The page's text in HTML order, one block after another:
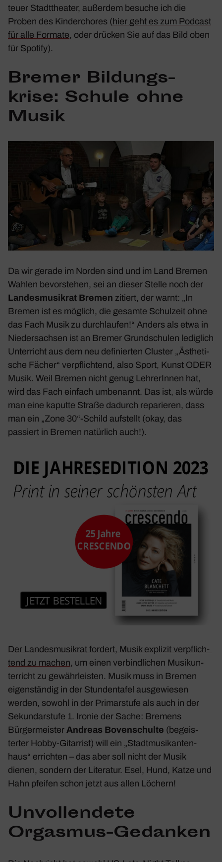
teuer Stadt­theater, außerdem besuche ich die
Proben des Kinder­chores (hier geht es zum Podcast
für alle Formate, oder drücken Sie auf das Bild oben
für Spotify).
Bremer Bildungs­
krise: Schule ohne
Musik
Da wir gerade im Norden sind und im Land Bremen
Wahlen bevor­stehen, sei an dieser Stelle noch der
Landes­mu­sikrat Bremen zitiert, der warnt: „In
Bremen ist es möglich, die gesamte Schul­zeit ohne
das Fach Musik zu durch­laufen!“ Anders als etwa in
Nieder­sachsen ist an Bremer Grund­schulen ledig­lich
Unter­richt aus dem neu defi­nierten Cluster „Ästhe­ti­
sche Fächer“ verpflich­tend, also Sport, Kunst ODER
Musik. Weil Bremen nicht genug Lehre­rInnen hat,
wird das Fach einfach umbe­nannt. Das ist, als würde
man eine kaputte Straße dadurch repa­rieren, dass
man ein „Zone 30“-Schild aufstellt (okay, das
passiert in Bremen natür­lich auch!).
Der Landes­mu­sikrat fordert, Musik explizit verpflich­
tend zu machen, um einen verbind­li­chen Musik­un­
ter­richt zu gewähr­leisten. Musik muss in Bremen
eigen­ständig in der Stun­den­tafel ausge­wiesen
werden, sowohl in der Primar­stufe als auch in der
Sekun­dar­stufe 1. Ironie der Sache: Bremens
Bürger­meister Andreas Boven­schulte (begeis­
terter Hobby-Gitar­rist) will ein „Stadt­mu­si­kan­ten­
haus“ errichten – das aber soll nicht der Musik
dienen, sondern der Lite­ratur. Esel, Hund, Katze und
Hahn pfeifen schon jetzt aus allen Löchern!
Unvoll­endete
Orgasmus-Gedanken